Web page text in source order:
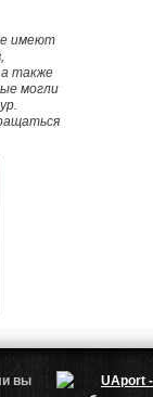
имеют
а также
могли
вы